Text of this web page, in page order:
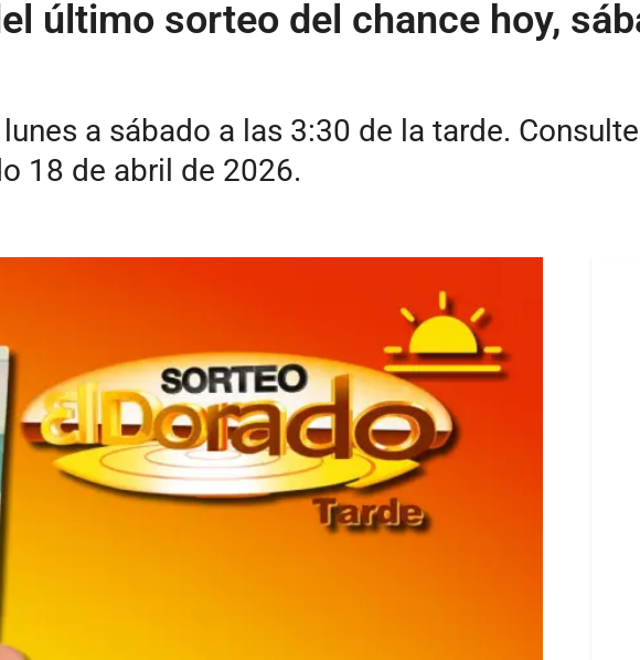
último sorteo del chance hoy,
a sábado a las 3:30 de la tarde.
18 de abril de 2026.